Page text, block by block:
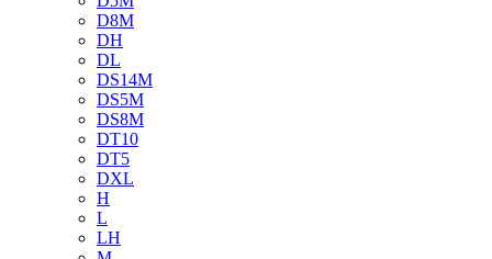
D8M
DH
DL
DS14M
DS5M
DS8M
DT10
DT5
DXL
H
L
LH